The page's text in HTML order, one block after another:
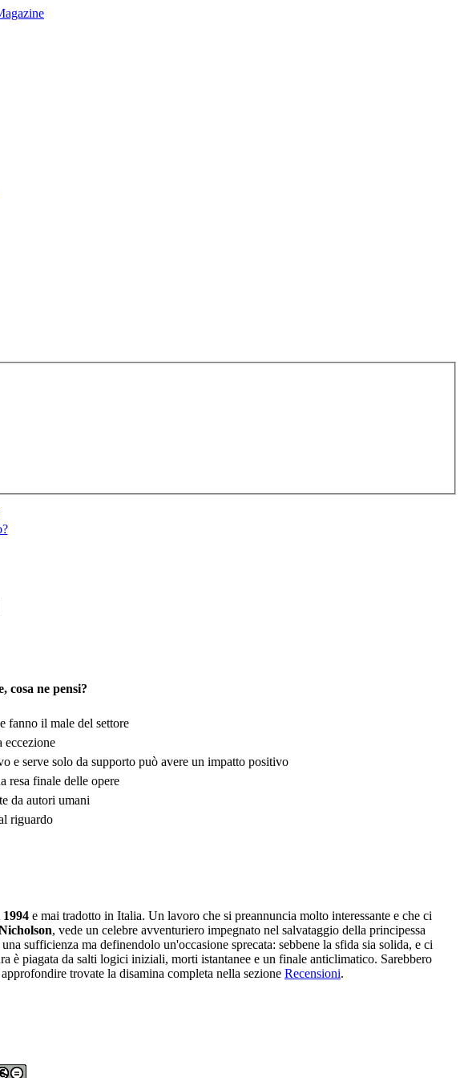
cosa ne pensi?
fanno il male del settore
eccezione
e serve solo da supporto può avere un impatto positivo
resa finale delle opere
da autori umani
riguardo
e mai tradotto in Italia. Un lavoro che si preannuncia molto interessante e che ci
, vede un celebre avventuriero impegnato nel salvataggio della principessa
sufficienza ma definendolo un'occasione sprecata: sebbene la sfida sia solida, e ci
è piagata da salti logici iniziali, morti istantanee e un finale anticlimatico. Sarebbero
trovate la disamina completa nella sezione Recensioni.